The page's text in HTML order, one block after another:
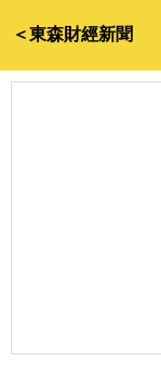
＜東森財經新聞